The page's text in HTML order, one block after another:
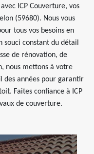
ICP Couverture, vos
(59680). Nous vous
tous vos besoins en
constant du détail
de rénovation, de
nous mettons à votre
des années pour garantir
Faites confiance à ICP
de couverture.